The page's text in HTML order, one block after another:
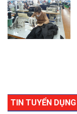
TIN TUYỂN DỤNG